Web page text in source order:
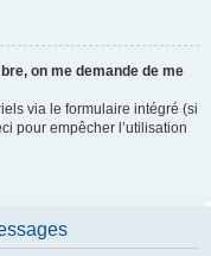
on me demande de me
via le formulaire intégré (si
pour empêcher l’utilisation